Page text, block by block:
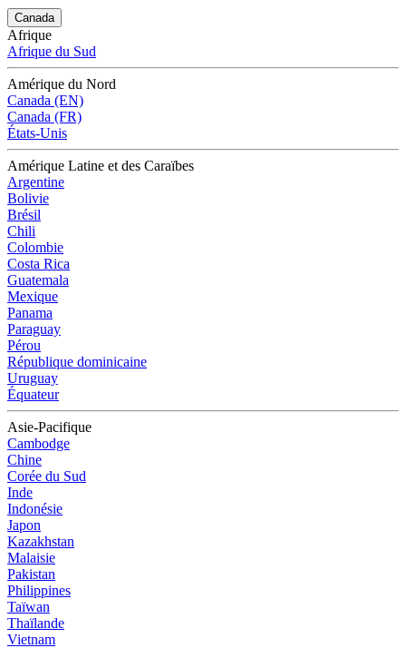
Canada
Afrique
Afrique du Sud
Amérique du Nord
Canada (EN)
Canada (FR)
États-Unis
Amérique Latine et des Caraïbes
Argentine
Bolivie
Brésil
Chili
Colombie
Costa Rica
Guatemala
Mexique
Panama
Paraguay
Pérou
République dominicaine
Uruguay
Équateur
Asie-Pacifique
Cambodge
Chine
Corée du Sud
Inde
Indonésie
Japon
Kazakhstan
Malaisie
Pakistan
Philippines
Taïwan
Thaïlande
Vietnam